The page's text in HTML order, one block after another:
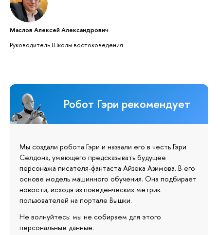
Маслов Алексей Александрович
Руководитель Школы востоковедения
Робот Гэри рекомендует
Мы создали робота Гэри и назвали его в честь Гэри
Селдона, умеющего предсказывать будущее
персонажа писателя-фантаста Айзека Азимова. В его
основе модель машинного обучения. Она подбирает
новости, исходя из поведенческих метрик
пользователей на портале Вышки.
Не волнуйтесь: мы не собираем для этого
персональные данные.